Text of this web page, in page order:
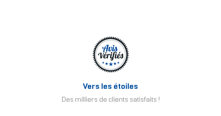
Vers les étoiles
Des milliers de clients satisfaits !